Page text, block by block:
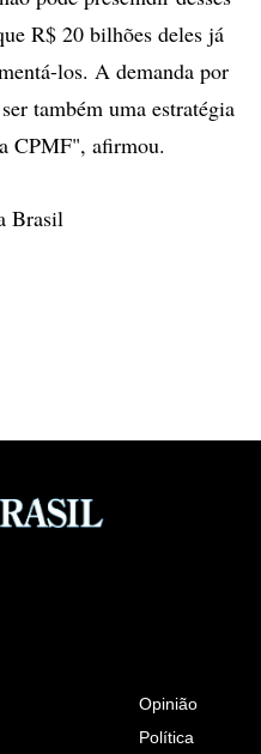
R$ 20 bilhões deles já
los. A demanda por
também uma estratégia
CPMF", afirmou.
Brasil
Opinião
Política